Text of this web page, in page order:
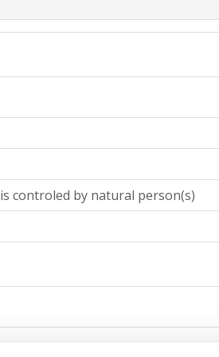
controled by natural person(s)